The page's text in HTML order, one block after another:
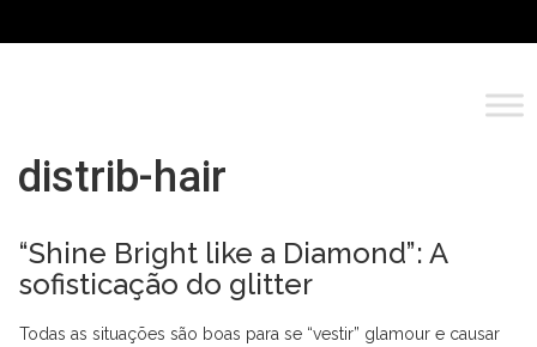
distrib-hair
“Shine Bright like a Diamond”: A
sofisticação do glitter
Todas as situações são boas para se “vestir” glamour e causar